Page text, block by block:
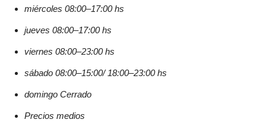
miércoles 08:00–17:00 hs
jueves 08:00–17:00 hs
viernes 08:00–23:00 hs
sábado 08:00–15:00/ 18:00–23:00 hs
domingo Cerrado
Precios medios